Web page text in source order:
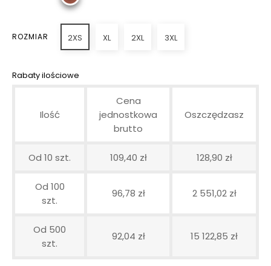
ROZMIAR 2XS XL 2XL 3XL
Rabaty ilościowe
Ilość
Cena
jednostkowa
brutto
Oszczędzasz
Od 10 szt. 109,40 zł 128,90 zł
Od 100
szt.
96,78 zł 2 551,02 zł
Od 500
szt.
92,04 zł 15 122,85 zł